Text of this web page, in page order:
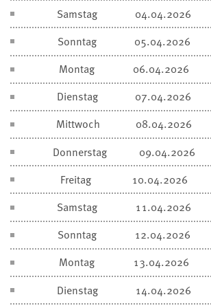
Samstag
04.04.2026
Sonntag
05.04.2026
Montag
06.04.2026
Dienstag
07.04.2026
Mittwoch
08.04.2026
Donnerstag
09.04.2026
Freitag
10.04.2026
Samstag
11.04.2026
Sonntag
12.04.2026
Montag
13.04.2026
Dienstag
14.04.2026